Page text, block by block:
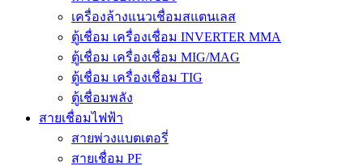
เครื่องล้างแนวเชื่อมสแตนเลส
ตู้เชื่อม เครื่องเชื่อม INVERTER MMA
ตู้เชื่อม เครื่องเชื่อม MIG/MAG
ตู้เชื่อม เครื่องเชื่อม TIG
ตู้เชื่อมพลัง
สายเชื่อมไฟฟ้า
สายพ่วงแบตเตอรี่
สายเชื่อม PF